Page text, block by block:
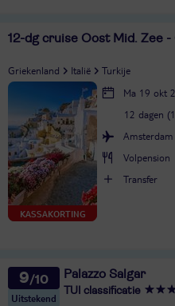
12-dg cruise Oost Mid. Zee
Griekenland Italië Turkije
KASSAKORTING
Ma 19 okt
12 dagen
Volpension
Transfer
9
Uitstekend
Palazzo Salgar
TUI classificatie